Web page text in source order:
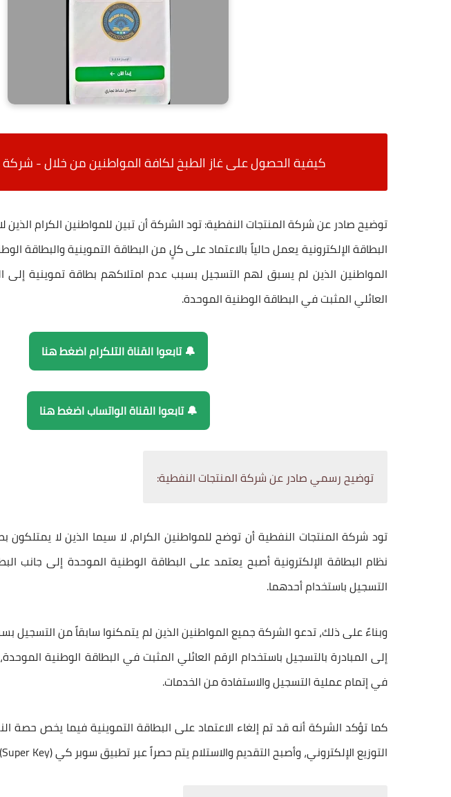
كيفية الحصول على غاز الطبخ لكافة المواطنين من خلال -شركة
توضيح صادر عن شركة المنتجات النفطية: تود الشركة أن تبين للمواطنين الكرام الذين
البطاقة الإلكترونية يعمل حالياً بالاعتماد على كلٍ من البطاقة التموينية والبطاقة
المواطنين الذين لم يسبق لهم التسجيل بسبب عدم امتلاكهم بطاقة تموينية إلى
العائلي المثبت في البطاقة الوطنية الموحدة.
🔔 تابعوا القناة التلكرام اضغط هنا
🔔 تابعوا القناة الواتساب اضغط هنا
توضيح رسمي صادر عن شركة المنتجات النفطية:
تود شركة المنتجات النفطية أن توضح للمواطنين الكرام، لا سيما الذين لا يمتلكون
نظام البطاقة الإلكترونيةأصبح يعتمد على البطاقة الوطنية الموحدة إلى جانب
التسجيل باستخدام أحدهما.
وبناءً على ذلك، تدعو الشركة جميع المواطنين الذين لم يتمكنوا سابقاً من التسجيل
إلى المبادرة بالتسجيل باستخدام الرقم العائلي المثبت في البطاقة الوطنية
في إتمام عملية التسجيل والاستفادة من الخدمات.
كما تؤكد الشركة أنه قد تمإلغاء الاعتماد على البطاقة التموينيةفيما يخص حصة
التوزيع الإلكتروني، وأصبح التقديم والاستلام يتم حصراً عبر تطبيقسوبر كي (Super Key)